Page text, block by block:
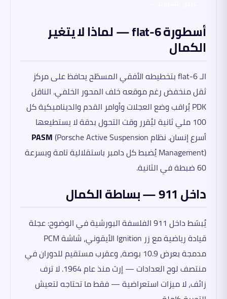
أسطورة flat-6 — لماذا لا يتغير
الكمال
الـ flat-6 بتخطيطه الأفقي المسطّح يحافظ على مركز
ثقل منخفض رغم موقعه خلف المحور الخلفي. الناقل
PDK يُراقب وضع العجلات وأوامر القدم والديناميكية كل
100 ملي ثانية ليُقرر وقت التحول بدقة لا يستطيعها
أسرع إنسان. نظام
PASM(Porsche Active Suspension
Management) يُضبط كل دامبر باستقلالية تامة وبسرعة
60 ضبطة في الثانية.
داخل 911 — بساطة الكمال
يُبسّط داخل 911 الفلسفة البورشية في الوضوح: عجلة
قيادة رياضية مع زر Ignition الأيقوني، شاشة PCM
مدمجة بعرض 10.9 بوصة، وعقرب مستقيم للدوران في
منتصف لوح العدادات — إرث منذ عام 1964. لا ترف
زائف، لا ميزات استعراضية — فقط ما تحتاجه لتعيش